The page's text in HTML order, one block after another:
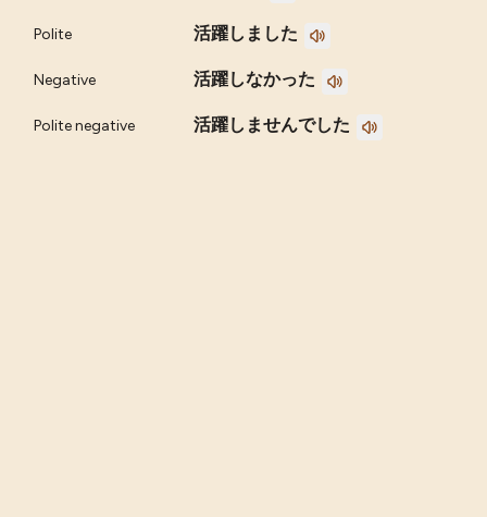
Polite 活躍しました
Negative 活躍しなかった
Polite negative 活躍しませんでした